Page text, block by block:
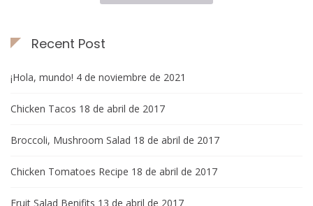
Recent Post
¡Hola, mundo! 4 de noviembre de 2021
Chicken Tacos 18 de abril de 2017
Broccoli, Mushroom Salad 18 de abril de 2017
Chicken Tomatoes Recipe 18 de abril de 2017
Fruit Salad Benifits 13 de abril de 2017